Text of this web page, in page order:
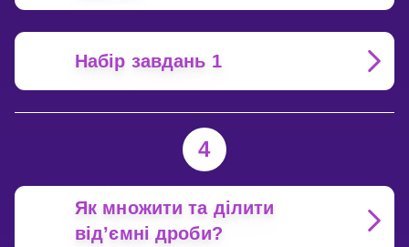
Набір завдань 1
4
Як множити та ділити
від’ємні дроби?